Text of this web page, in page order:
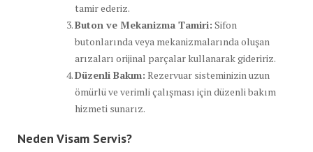
tamir ederiz.
Buton ve Mekanizma Tamiri: Sifon
butonlarında veya mekanizmalarında oluşan
arızaları orijinal parçalar kullanarak gideririz.
Düzenli Bakım: Rezervuar sisteminizin uzun
ömürlü ve verimli çalışması için düzenli bakım
hizmeti sunarız.
Neden Visam Servis?